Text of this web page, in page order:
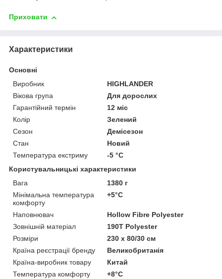
Приховати
Характеристики
Основні
Виробник
HIGHLANDER
Вікова група
Для дорослих
Гарантійний термін
12 міс
Колір
Зелений
Сезон
Демісезон
Стан
Новий
Температура екстриму
-5 °С
Користувальницькі характеристики
Вага
1380 г
Мінімальна температура
комфорту
+5°C
Наповнювач
Hollow Fibre Polyester
Зовнішній матеріал
190T Polyester
Розміри
230 x 80/30 см
Країна реєстрації бренду
Великобританія
Країна-виробник товару
Китай
Температура комфорту
+8°C